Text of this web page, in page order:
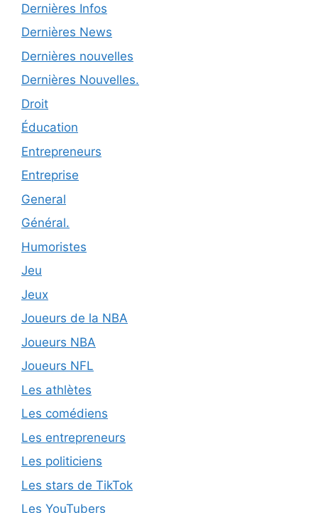
Dernières Infos
Dernières News
Dernières nouvelles
Dernières Nouvelles.
Droit
Éducation
Entrepreneurs
Entreprise
General
Général.
Humoristes
Jeu
Jeux
Joueurs de la NBA
Joueurs NBA
Joueurs NFL
Les athlètes
Les comédiens
Les entrepreneurs
Les politiciens
Les stars de TikTok
Les YouTubers